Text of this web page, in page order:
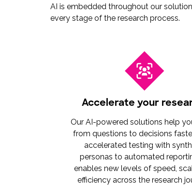
AI is embedded throughout our
every stage of the research process.
Accelerate your
Our AI-powered solutions help
from questions to decisions
accelerated testing with
personas to automated
enables new levels of speed,
efficiency across the research